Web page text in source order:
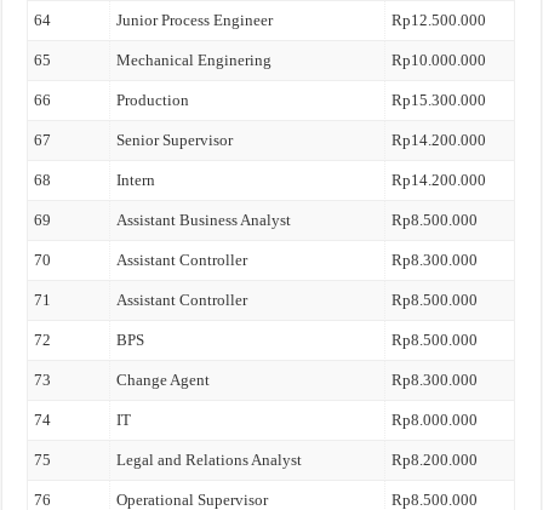
64 Junior Process Engineer Rp12.500.000
65 Mechanical Enginering Rp10.000.000
66 Production Rp15.300.000
67 Senior Supervisor Rp14.200.000
68 Intern Rp14.200.000
69 Assistant Business Analyst Rp8.500.000
70 Assistant Controller Rp8.300.000
71 Assistant Controller Rp8.500.000
72 BPS Rp8.500.000
73 Change Agent Rp8.300.000
74 IT Rp8.000.000
75 Legal and Relations Analyst Rp8.200.000
76 Operational Supervisor Rp8.500.000